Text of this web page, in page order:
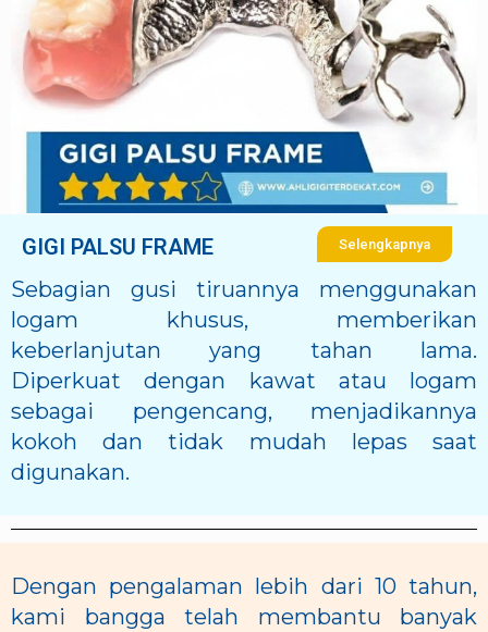
GIGI PALSU FRAME Selengkapnya
Sebagian gusi tiruannya menggunakan
logam khusus, memberikan
keberlanjutan yang tahan lama.
Diperkuat dengan kawat atau logam
sebagai pengencang, menjadikannya
kokoh dan tidak mudah lepas saat
digunakan.
Dengan pengalaman lebih dari 10 tahun,
kami bangga telah membantu banyak